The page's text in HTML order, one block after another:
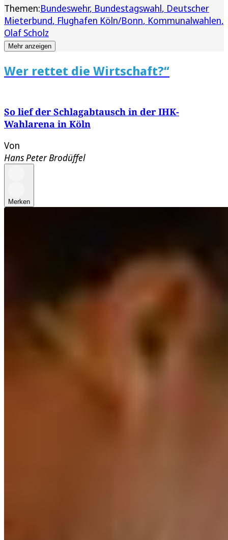
Themen:Bundeswehr Bundestagswahl Deutscher
Mieterbund Flughafen Köln/Bonn Kommunalwahlen
Olaf Scholz
Mehr anzeigen
Wer rettet die Wirtschaft?“
So lief der Schlagabtausch in der IHK-
Wahlarena in Köln
Von
Hans Peter Brodüffel
Merken